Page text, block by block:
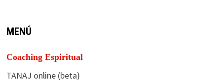
MENÚ
Coaching Espiritual
TANAJ online (beta)